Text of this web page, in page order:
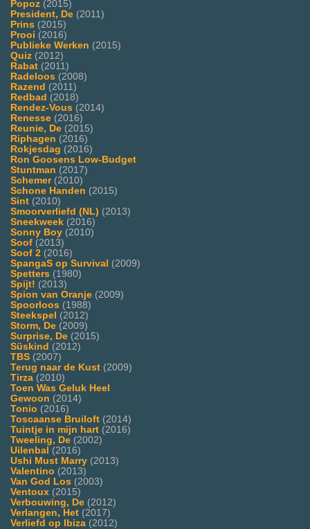
Popoz (2015)
President, De (2011)
Prins (2015)
Prooi (2016)
Publieke Werken (2015)
Quiz (2012)
Rabat (2011)
Radeloos (2008)
Razend (2011)
Redbad (2018)
Rendez-Vous (2014)
Renesse (2016)
Reunie, De (2015)
Riphagen (2016)
Rokjesdag (2016)
Ron Goosens Low-Budget
Stuntman (2017)
Schemer(2010)
Schone Handen (2015)
Sint (2010)
Smoorverliefd (NL) (2013)
Sneekweek (2016)
Sonny Boy (2010)
Soof (2013)
Soof 2 (2016)
SpangaS op Survival (2009)
Spetters (1980)
Spijt! (2013)
Spion van Oranje (2009)
Spoorloos (1988)
Steekspel (2012)
Storm, De (2009)
Surprise, De (2015)
Süskind (2012)
TBS (2007)
Terug naar de Kust (2009)
Tirza (2010)
Toen Was Geluk Heel
Gewoon (2014)
Tonio (2016)
Toscaanse Bruiloft (2014)
Tuintje in mijn hart (2016)
Tweeling, De (2002)
Uilenbal (2016)
Ushi Must Marry (2013)
Valentino (2013)
Van God Los (2003)
Ventoux (2015)
Verbouwing, De (2012)
Verlangen, Het (2017)
Verliefd op Ibiza (2012)